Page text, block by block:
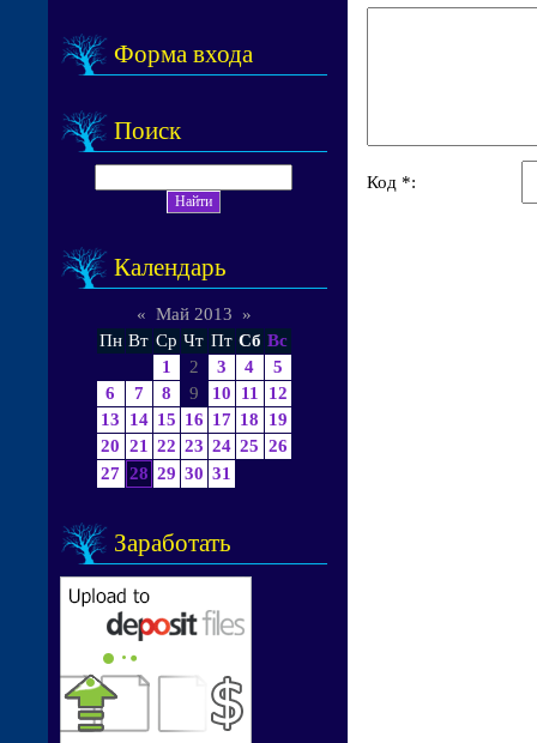
Форма входа
Поиск
Календарь
« Май 2013
»
Пн Вт Ср Чт Пт Сб Вс
1
2 3 4
5
6
7 8 9 10 11
12
13
14 15 16 17 18
19
20 21 22 23 24 25 26
27 28 29 30 31
Заработать
Код *: